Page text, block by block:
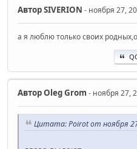
АвторSIVERION - ноября 27,
а я люблю только своих
АвторOleg Grom - ноября 27,
Цитата: Poirot от ноября